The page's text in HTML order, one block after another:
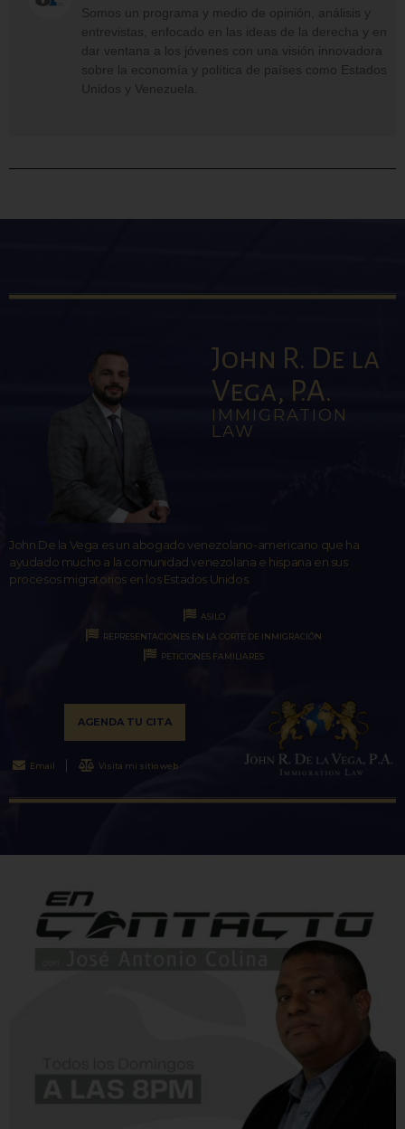
Somos un programa y medio de opinión, análisis y
entrevistas, enfocado en las ideas de la derecha y en
dar ventana a los jóvenes con una visión innovadora
sobre la economía y política de países como Estados
Unidos y Venezuela.
John R. De la
Vega, P.A.
IMMIGRATION
LAW
John De la Vega es un abogado venezolano-americano que ha
ayudado mucho a la comunidad venezolana e hispana en sus
procesos migratorios en los Estados Unidos.
ASILO
REPRESENTACIONES EN LA CORTE DE INMIGRACIÓN
PETICIONES FAMILIARES
AGENDA TU CITA
Email Visita mi sitio web